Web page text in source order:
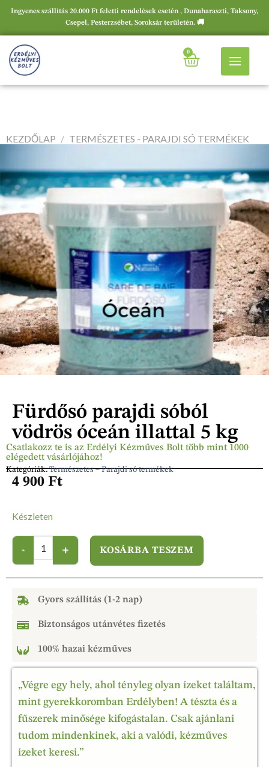
Ingyenes szállítás 20.000 Ft feletti rendelések esetén , Dunaharaszti, Taksony,
Csepel, Pesterzsébet, Soroksár területén. 🚚
0
Csatlakozz te is az Erdélyi Kézműves Bolt több mint 1000
elégedett vásárlójához!
Kategóriák:Természetes – Parajdi só termékek
Fürdősó parajdi sóból
vödrös óceán illattal 5 kg
4 900 Ft
Készleten
KOSÁRBA TESZEM
Gyors szállítás (1-2 nap)
Biztonságos utánvétes fizetés
100% hazai kézműves
„Végre egy hely, ahol tényleg olyan ízeket találtam,
mint gyerekkoromban Erdélyben! A tészta és a
fűszerek minősége kifogástalan. Csak ajánlani
tudom mindenkinek, aki a valódi, kézműves
ízeket keresi.”
KEZDŐLAP / TERMÉSZETES - PARAJDI SÓ TERMÉKEK